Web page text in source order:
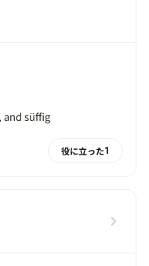
and süffig
役に立った1